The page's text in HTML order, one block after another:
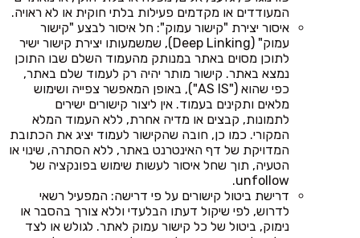
המעודדים או מקדמים פעילות בלתי חוקית או לא ראויה.
איסור יצירת "קישור עמוק": חל איסור לבצע "קישור
עמוק" (Deep Linking), שמשמעותו יצירת קישור ישיר
לתוכן מסוים באתר במנותק מהעמוד השלם שבו התוכן
נמצא באתר. קישור מותר יהיה רק לעמוד שלם באתר,
כפי שהוא ("AS IS"), באופן המאפשר צפייה ושימוש
מלאים ותקינים בעמוד. אין ליצור קישורים ישירים
לתמונות, קבצים או מדיה אחרת, ללא העמוד המלא
המקורי. כמו כן, חובה שהקישור לעמוד יציג את הכתובת
המדויקת של דף האינטרנט באתר, ללא הסתרה, שינוי או
הטעיה, תוך שחל איסור לעשות שימוש בפונקציה של
unfollow.
דרישת ביטול קישורים על פי דרישה: המפעיל רשאי
לדרוש, לפי שיקול דעתו הבלעדי וללא צורך בהסבר או
נימוק, ביטול של כל קישור עמוק לאתר. לגולש או לצד